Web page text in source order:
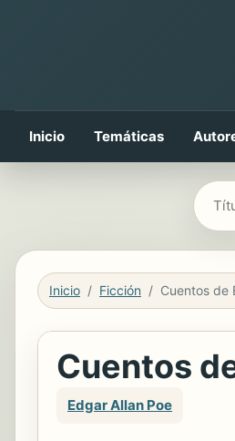
Inicio Temáticas
Inicio Ficción Cuentos de
Cuentos
Edgar Allan Poe